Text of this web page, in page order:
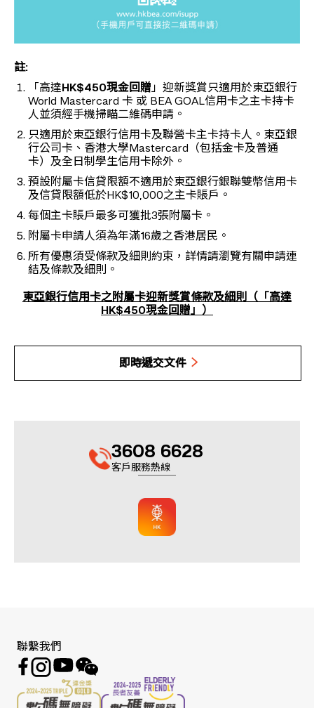
註:
「高達 HK$450現金回贈」迎新獎賞只適用於東亞銀行
World Mastercard 卡 或 BEA GOAL信用卡之主卡持卡
人並須經手機掃瞄二維碼申請。
只適用於東亞銀行信用卡及聯營卡主卡持卡人。東亞銀
行公司卡、香港大學Mastercard（包括金卡及普通
卡）及全日制學生信用卡除外。
預設附屬卡信貸限額不適用於東亞銀行銀聯雙幣信用卡
及信貸限額低於HK$10,000之主卡賬戶。
每個主卡賬戶最多可獲批3張附屬卡。
附屬卡申請人須為年滿16歲之香港居民。
所有優惠須受條款及細則約束，詳情請瀏覽有關申請連
結及條款及細則。
東亞銀行信用卡之附屬卡迎新獎賞條款及細則（「高達
HK$450現金回贈」）
即時遞交文件
3608 6628
客戶服務熱線
聯繫我們